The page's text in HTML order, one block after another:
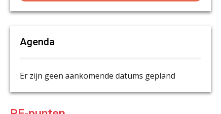
Agenda
Er zijn geen aankomende datums gepland